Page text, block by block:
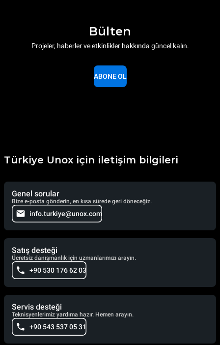
Bülten
Projeler, haberler ve etkinlikler hakkında güncel kalın.
ABONE OL
Türkiye Unox için iletişim bilgileri
Genel sorular
Bize e-posta gönderin, en kısa sürede geri döneceğiz.
info.turkiye@unox.com
Satış desteği
Ücretsiz danışmanlık için uzmanlarımızı arayın.
+90 530 176 62 03
Servis desteği
Teknisyenlerimiz yardıma hazır. Hemen arayın.
+90 543 537 05 31